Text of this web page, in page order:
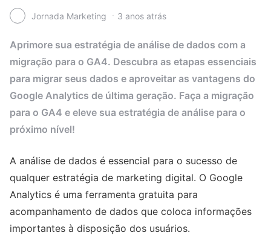
Jornada Marketing 3 anos atrás
Aprimore sua estratégia de análise de dados com a
migração para o GA4. Descubra as etapas essenciais
para migrar seus dados e aproveitar as vantagens do
Google Analytics de última geração. Faça a migração
para o GA4 e eleve sua estratégia de análise para o
próximo nível!
A análise de dados é essencial para o sucesso de
qualquer estratégia de marketing digital. O Google
Analytics é uma ferramenta gratuita para
acompanhamento de dados que coloca informações
importantes à disposição dos usuários.